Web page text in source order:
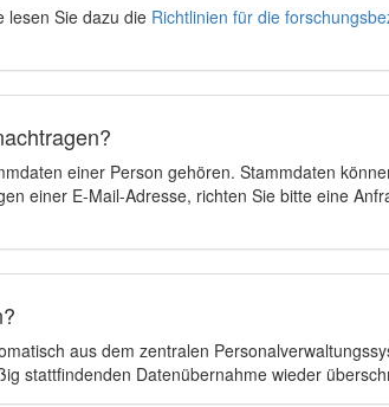
lesen Sie dazu die Richtlinien für die
einer Person gehören. Stammdaten
einer E-Mail-Adresse, richten Sie bitte eine
aus dem zentralen
stattfindenden Datenübernahme wieder